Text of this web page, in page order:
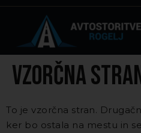
Vzorčna
To je vzorčna stran.
ker bo ostala na mestu in